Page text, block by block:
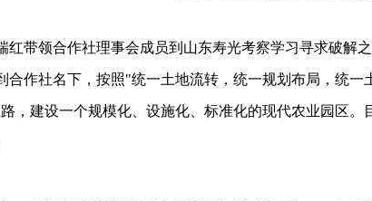
红带领合作社理事会成员到山东寿光考察学习寻求破解
合作社名下，按照"统一土地流转，统一规划布局，统
，建设一个规模化、设施化、标准化的现代农业园区